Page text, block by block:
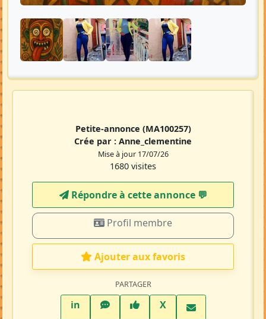
Petite-annonce (MA100257)
Crée par : Anne_clementine
Mise à jour 17/07/26
1680 visites
Répondre à cette annonce 💬​
Profil membre
Ajouter aux favoris
PARTAGER
inLinkedInWhatsAppFacebook
XTwitter X